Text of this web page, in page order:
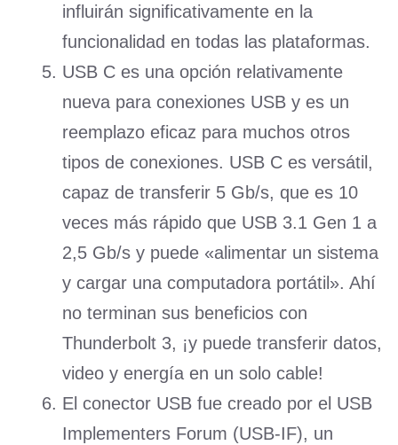
influirán significativamente en la
funcionalidad en todas las plataformas.
USB C es una opción relativamente
nueva para conexiones USB y es un
reemplazo eficaz para muchos otros
tipos de conexiones. USB C es versátil,
capaz de transferir 5 Gb/s, que es 10
veces más rápido que USB 3.1 Gen 1 a
2,5 Gb/s y puede «alimentar un sistema
y cargar una computadora portátil». Ahí
no terminan sus beneficios con
Thunderbolt 3, ¡y puede transferir datos,
video y energía en un solo cable!
El conector USB fue creado por el USB
Implementers Forum (USB-IF), un